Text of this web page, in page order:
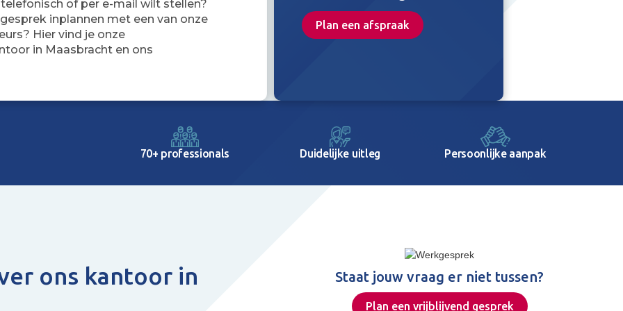
of per e-mail wilt stellen?
inplannen met een van onze
Hier vind je onze
in Maasbracht en ons
Plan een afspraak
70+ professionals Duidelijke uitleg Persoonlijke aanpak
ons kantoor in Staat jouw vraag er niet tussen?
Plan een vrijblijvend gesprek